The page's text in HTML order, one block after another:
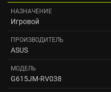
НАЗНАЧЕНИЕ
Игровой
ПРОИЗВОДИТЕЛЬ
ASUS
МОДЕЛЬ
G615JM-RV038